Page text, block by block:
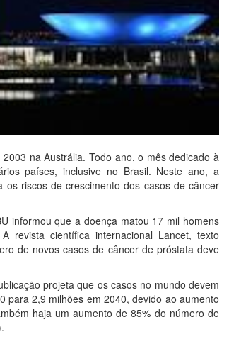
na Austrália. Todo ano, o mês dedicado à
países, inclusive no Brasil. Neste ano, a
riscos de crescimento dos casos de câncer
informou que a doença matou 17 mil homens
científica internacional Lancet, texto
de novos casos de câncer de próstata deve
projeta que os casos no mundo devem
para 2,9 milhões em 2040, devido ao aumento
haja um aumento de 85% do número de